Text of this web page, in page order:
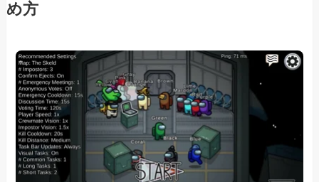
め方